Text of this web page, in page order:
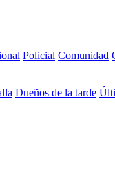
Policial Comunidad
Dueños de la tarde